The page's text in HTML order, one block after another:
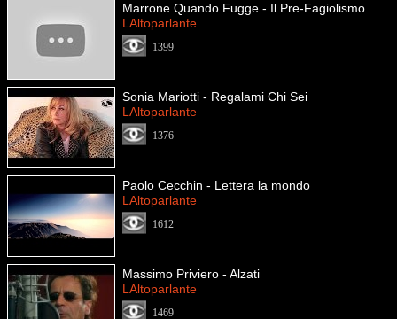
Marrone Quando Fugge - Il Pre-Fagiolismo
LAltoparlante
1399
Sonia Mariotti - Regalami Chi Sei
LAltoparlante
1376
Paolo Cecchin - Lettera la mondo
LAltoparlante
1612
Massimo Priviero - Alzati
LAltoparlante
1469